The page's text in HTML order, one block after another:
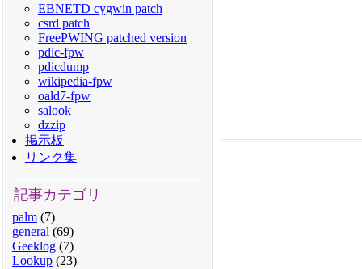
EBNETD cygwin patch
csrd patch
FreePWING patched version
pdic-fpw
pdicdump
wikipedia-fpw
oald7-fpw
salook
dzzip
掲示板
リンク集
記事カテゴリ
palm(7)
general (69)
Geeklog(7)
Lookup(23)